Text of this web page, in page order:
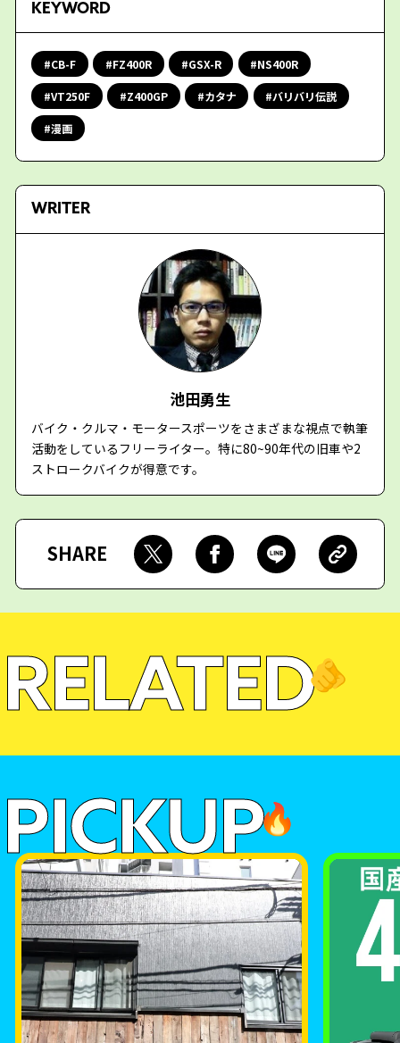
KEYWORD
CB-F FZ400R GSX-R NS400R
VT250F Z400GP カタナ バリバリ伝説
漫画
WRITER
池田勇生
バイク・クルマ・モータースポーツをさまざまな視点で執筆
活動をしているフリーライター。特に80~90年代の旧車や2
ストロークバイクが得意です。
SHARE
RELATED🫵
PICKUP🔥